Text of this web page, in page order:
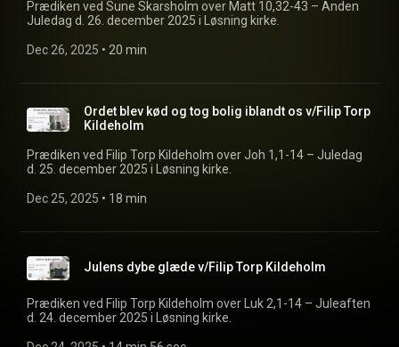
Prædiken ved Sune Skarsholm over Matt 10,32-43 – Anden
Juledag d. 26. december 2025 i Løsning kirke.
Dec 26, 2025 • 20 min
Ordet blev kød og tog bolig iblandt os v/Filip Torp
Kildeholm
Prædiken ved Filip Torp Kildeholm over Joh 1,1-14 – Juledag
d. 25. december 2025 i Løsning kirke.
Dec 25, 2025 • 18 min
Julens dybe glæde v/Filip Torp Kildeholm
Prædiken ved Filip Torp Kildeholm over Luk 2,1-14 – Juleaften
d. 24. december 2025 i Løsning kirke.